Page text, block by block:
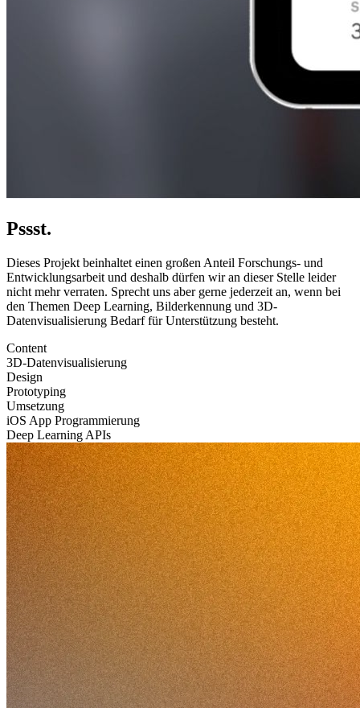
Pssst.
Dieses Projekt beinhaltet einen großen Anteil Forschungs- und
Entwicklungsarbeit und deshalb dürfen wir an dieser Stelle leider
nicht mehr verraten. Sprecht uns aber gerne jederzeit an, wenn bei
den Themen Deep Learning, Bilderkennung und 3D-
Datenvisualisierung Bedarf für Unterstützung besteht.
Content
3D-Datenvisualisierung
Design
Prototyping
Umsetzung
iOS App Programmierung
Deep Learning APIs